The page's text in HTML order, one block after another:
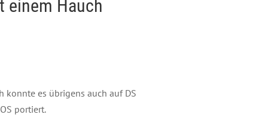
einem Hauch
konnte es übrigens auch auf DS
portiert.